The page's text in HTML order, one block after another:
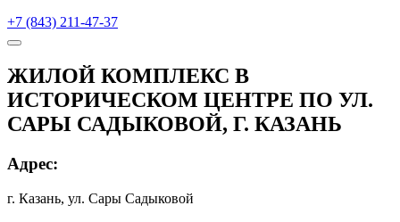
+7 (843) 211-47-37
ЖИЛОЙ КОМПЛЕКС В
ИСТОРИЧЕСКОМ ЦЕНТРЕ ПО УЛ.
САРЫ САДЫКОВОЙ, Г. КАЗАНЬ
Адрес:
г. Казань, ул. Сары Садыковой